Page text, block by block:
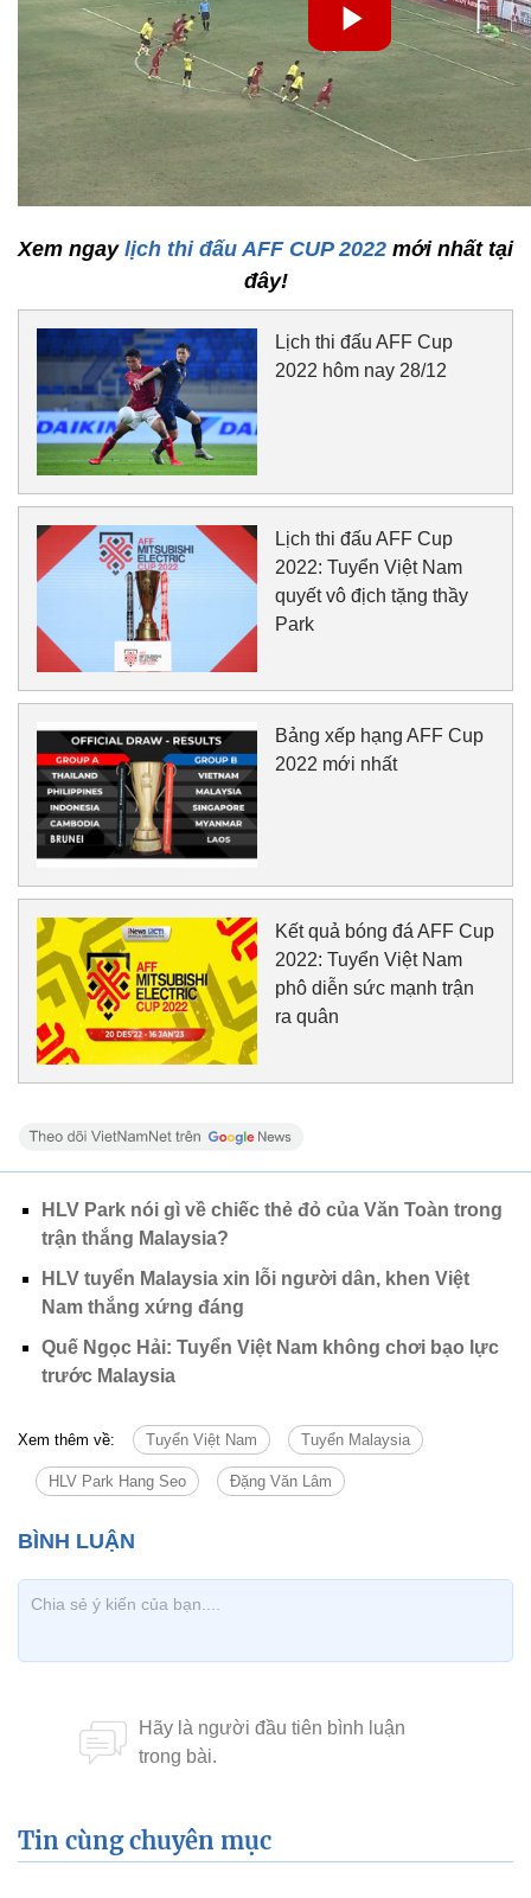
Xem ngay lịch thi đấu AFF CUP 2022 mới nhất tại
đây!
Lịch thi đấu AFF Cup
2022 hôm nay 28/12
Lịch thi đấu AFF Cup
2022: Tuyển Việt Nam
quyết vô địch tặng thầy
Park
Bảng xếp hạng AFF Cup
2022 mới nhất
Kết quả bóng đá AFF Cup
2022: Tuyển Việt Nam
phô diễn sức mạnh trận
ra quân
HLV Park nói gì về chiếc thẻ đỏ của Văn Toàn trong
trận thắng Malaysia?
HLV tuyển Malaysia xin lỗi người dân, khen Việt
Nam thắng xứng đáng
Quế Ngọc Hải: Tuyển Việt Nam không chơi bạo lực
trước Malaysia
Xem thêm về: Tuyển Việt Nam Tuyển Malaysia
HLV Park Hang Seo Đặng Văn Lâm
Tin cùng chuyên mục